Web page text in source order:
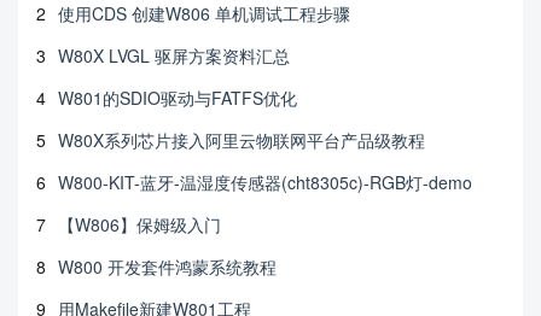
2 使用CDS 创建W806 单机调试工程步骤
3 W80X LVGL 驱屏方案资料汇总
4 W801的SDIO驱动与FATFS优化
5 W80X系列芯片接入阿里云物联网平台产品级教程
6 W800-KIT-蓝牙-温湿度传感器(cht8305c)-RGB灯-demo
7
【W806】保姆级入门
8 W800 开发套件鸿蒙系统教程
9 用Makefile新建W801工程